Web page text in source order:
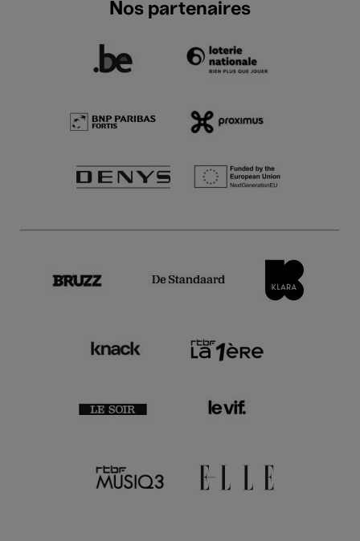
Nos partenaires